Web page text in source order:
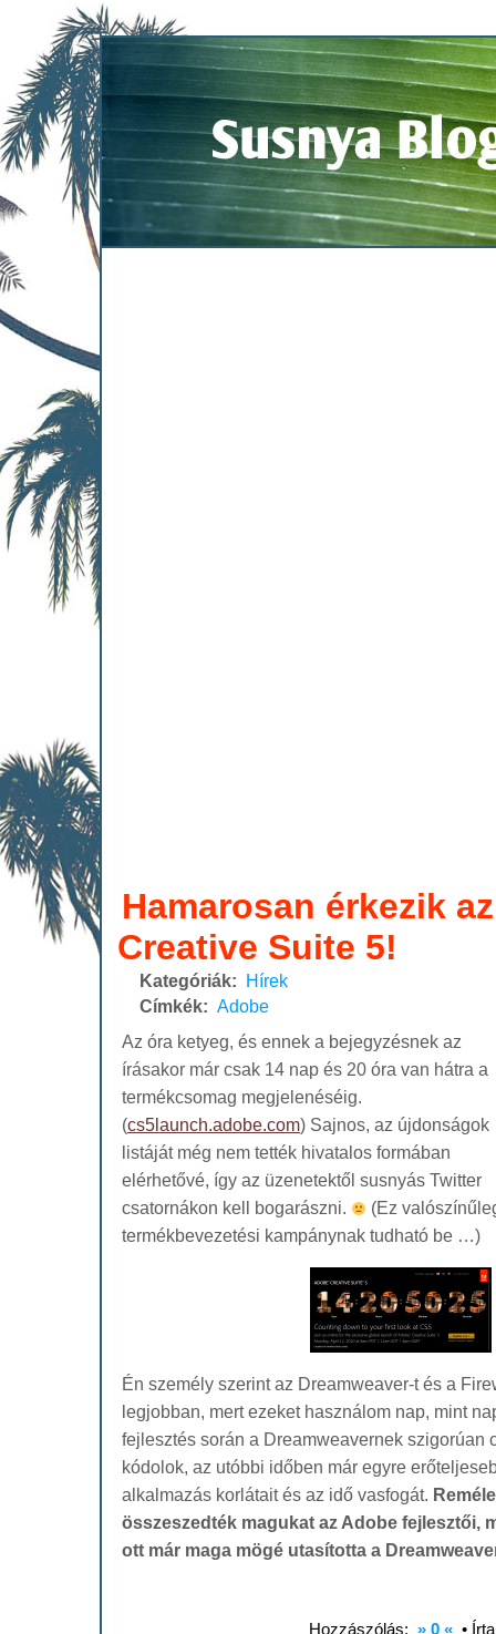
Hamarosan érkezik
Creative Suite 5!
Kategóriák: Hírek
Címkék: Adobe
Az óra ketyeg, és ennek a bejegyzésnek az
írásakor már csak 14 nap és 20 óra van hátra a
termékcsomag megjelenéséig.
(cs5launch.adobe.com) Sajnos, az újdonságok
listáját még nem tették hivatalos formában
elérhetővé, így az üzenetektől susnyás Twitter
csatornákon kell bogarászni.
(Ez
termékbevezetési kampánynak tudható be …)
Én személy szerint az Dreamweaver-t és a
legjobban, mert ezeket használom nap, mint
fejlesztés során a Dreamweavernek szigorúan
kódolok, az utóbbi időben már egyre
alkalmazás korlátait és az idő vasfogát.
összeszedték magukat az Adobe fejlesztői,
ott már maga mögé utasította a
Hozzászólás: » 0 « •